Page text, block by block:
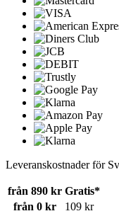
Leveranskostnader för
från 890 kr Gratis*
från 0 kr
109 kr